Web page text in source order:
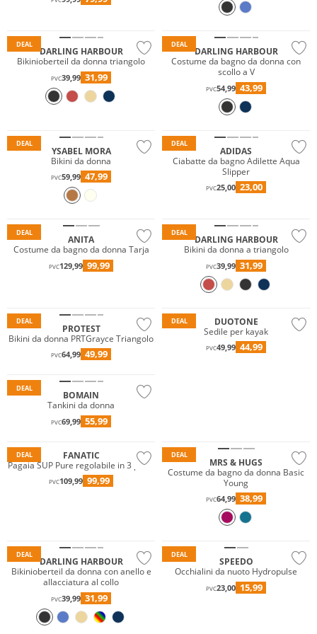
DEAL
DARLING HARBOUR
Bikinioberteil da donna triangolo
PVC39,99 31,99
DEAL
DARLING HARBOUR
Costume da bagno da donna con
scollo a V
PVC54,99 43,99
DEAL
YSABEL MORA
Bikini da donna
PVC59,99 47,99
DEAL
ADIDAS
Ciabatte da bagno Adilette Aqua
Slipper
PVC25,00 23,00
DEAL
ANITA
Costume da bagno da donna Tarja
PVC129,99 99,99
DEAL
Prezzo & Valore
DARLING HARBOUR
Bikini da donna a triangolo
PVC39,99 31,99
DEAL
PROTEST
Bikini da donna PRTGrayce Triangolo
PVC64,99 49,99
DEAL
DUOTONE
Sedile per kayak
PVC49,99 44,99
DEAL
BOMAIN
Tankini da donna
PVC69,99 55,99
DEAL
FANATIC
Pagaia SUP Pure regolabile in 3 pezzi
PVC109,99 99,99
DEAL
MRS & HUGS
Costume da bagno da donna Basic
Young
PVC64,99 38,99
DEAL
DARLING HARBOUR
Bikinioberteil da donna con anello e
allacciatura al collo
PVC39,99 31,99
DEAL
SPEEDO
Occhialini da nuoto Hydropulse
PVC23,00 15,99